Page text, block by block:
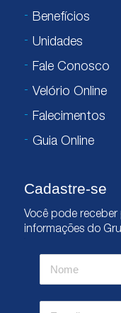
Benefícios
Unidades
Fale Conosco
Velório Online
Falecimentos
Guia Online
Cadastre-se
Você pode
informações do